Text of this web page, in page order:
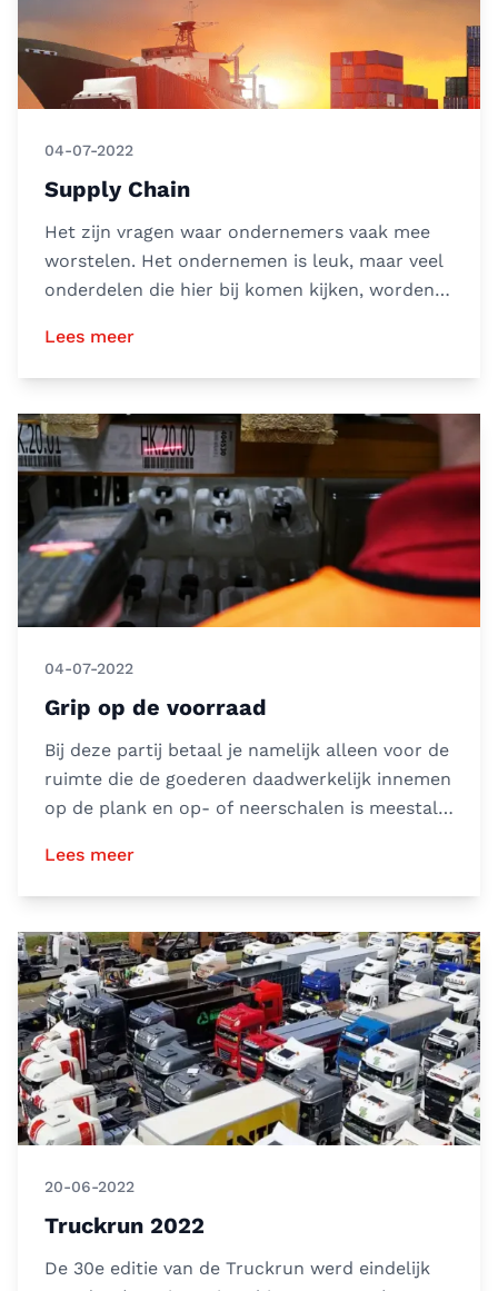
04-07-2022
Supply Chain
Het zijn vragen waar ondernemers vaak mee
worstelen. Het ondernemen is leuk, maar veel
onderdelen die hier bij komen kijken, worden
Lees meer
04-07-2022
Grip op de voorraad
Bij deze partij betaal je namelijk alleen voor de
ruimte die de goederen daadwerkelijk innemen
op de plank en op- of neerschalen is meestal
Lees meer
20-06-2022
Truckrun 2022
De 30e editie van de Truckrun werd eindelijk